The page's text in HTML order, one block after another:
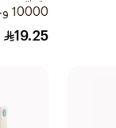
10000 وحدة دولية 30كبسولة
19.25